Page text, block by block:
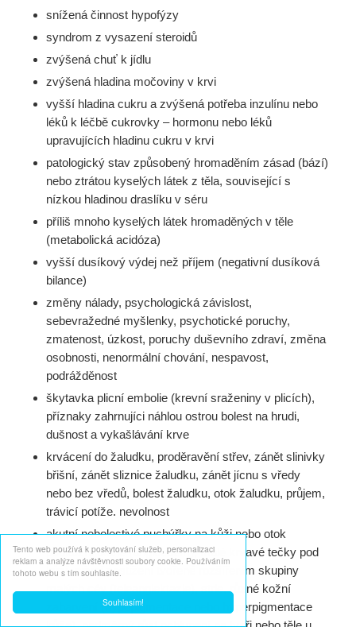
Souhlasím!
Tento web používá k poskytování služeb, personalizaci
reklam a analýze návštěvnosti soubory cookie. Používáním
tohoto webu s tím souhlasíte.
snížená činnost hypofýzy
syndrom z vysazení steroidů
zvýšená chuť k jídlu
zvýšená hladina močoviny v krvi
vyšší hladina cukru a zvýšená potřeba inzulínu nebo
léků k léčbě cukrovky – hormonu nebo léků
upravujících hladinu cukru v krvi
patologický stav způsobený hromaděním zásad (bází)
nebo ztrátou kyselých látek z těla, související s
nízkou hladinou draslíku v séru
příliš mnoho kyselých látek hromaděných v těle
(metabolická acidóza)
vyšší dusíkový výdej než příjem (negativní dusíková
bilance)
změny nálady, psychologická závislost,
sebevražedné myšlenky, psychotické poruchy,
zmatenost, úzkost, poruchy duševního zdraví, změna
osobnosti, nenormální chování, nespavost,
podrážděnost
škytavka plicní embolie (krevní sraženiny v plicích),
příznaky zahrnujíci náhlou ostrou bolest na hrudi,
dušnost a vykašlávání krve
krvácení do žaludku, proděravění střev, zánět slinivky
břišní, zánět sliznice žaludku, zánět jícnu s vředy
nebo bez vředů, bolest žaludku, otok žaludku, průjem,
trávicí potíže. nevolnost
akutní nebolestivé puchýřky na kůži nebo otok
podkožní tkáně (angioedém), malé krvavé tečky pod
kůží, cévní postižení tvořené rozšířením skupiny
malých cév (teleangiektazie), strie, různé kožní
zabarvení (hypopigmentace nebo hyperpigmentace